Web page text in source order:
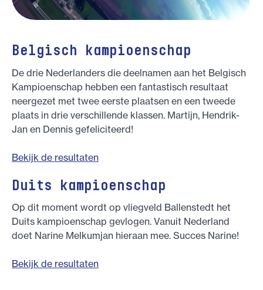
Belgisch kampioenschap
De drie Nederlanders die deelnamen aan het Belgisch
Kampioenschap hebben een fantastisch resultaat
neergezet met twee eerste plaatsen en een tweede
plaats in drie verschillende klassen. Martijn, Hendrik-
Jan en Dennis gefeliciteerd!
Bekijk de resultaten
Duits kampioenschap
Op dit moment wordt op vliegveld Ballenstedt het
Duits kampioenschap gevlogen. Vanuit Nederland
doet Narine Melkumjan hieraan mee. Succes Narine!
Bekijk de resultaten